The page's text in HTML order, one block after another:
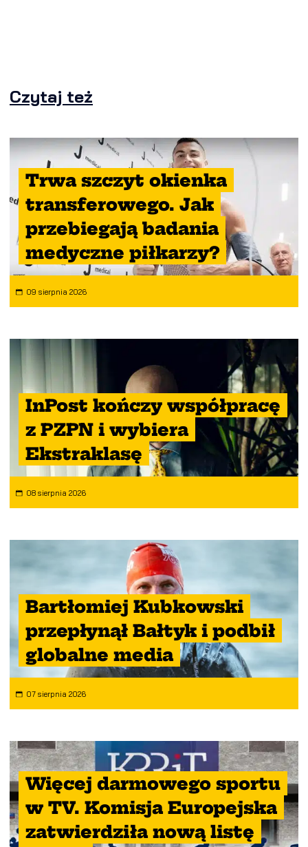
Czytaj też
Trwa szczyt okienka
transferowego. Jak
przebiegają badania
medyczne piłkarzy?
09 sierpnia 2026
InPost kończy współpracę
z PZPN i wybiera
Ekstraklasę
08 sierpnia 2026
Bartłomiej Kubkowski
przepłynął Bałtyk i podbił
globalne media
07 sierpnia 2026
Więcej darmowego sportu
w TV. Komisja Europejska
zatwierdziła nową listę